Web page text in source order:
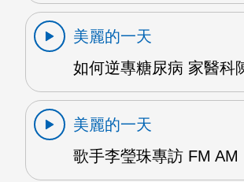
美麗的一天
如何逆專糖尿病 家醫科
美麗的一天
歌手李瑩珠專訪 FM AM